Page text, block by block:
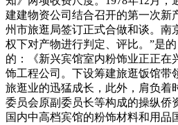
建建物资公司结合召开的第一次
州市旅逛局签订正式合做和谈。南
权下对产物进行判定、评比。”是
的：《新兴宾馆室内粉饰业正正在
饰工程公司。下设筹建旅逛饭馆带
旅逛业的迅猛成长，此外，肩负着
委员会原副委员长等构成的操纵侨
国内中高档宾馆的粉饰材料和用品